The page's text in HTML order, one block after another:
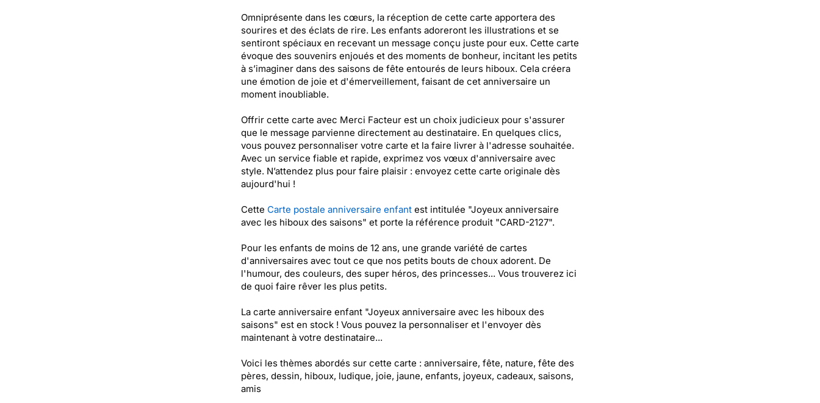
Omniprésente dans les cœurs, la réception de cette carte apportera des
sourires et des éclats de rire. Les enfants adoreront les illustrations et se
sentiront spéciaux en recevant un message conçu juste pour eux. Cette carte
évoque des souvenirs enjoués et des moments de bonheur, incitant les petits
à s’imaginer dans des saisons de fête entourés de leurs hiboux. Cela créera
une émotion de joie et d'émerveillement, faisant de cet anniversaire un
moment inoubliable.
Offrir cette carte avec Merci Facteur est un choix judicieux pour s'assurer
que le message parvienne directement au destinataire. En quelques clics,
vous pouvez personnaliser votre carte et la faire livrer à l'adresse souhaitée.
Avec un service fiable et rapide, exprimez vos vœux d'anniversaire avec
style. N’attendez plus pour faire plaisir : envoyez cette carte originale dès
aujourd'hui !
Cette Carte postale anniversaire enfantest intitulée "Joyeux anniversaire
avec les hiboux des saisons" et porte la référence produit "CARD-2127".
Pour les enfants de moins de 12 ans, une grande variété de cartes
d'anniversaires avec tout ce que nos petits bouts de choux adorent. De
l'humour, des couleurs, des super héros, des princesses... Vous trouverez ici
de quoi faire rêver les plus petits.
La carte anniversaire enfant "Joyeux anniversaire avec les hiboux des
saisons" est en stock ! Vous pouvez la personnaliser et l'envoyer dès
maintenant à votre destinataire...
Voici les thèmes abordés sur cette carte : anniversaire, fête, nature, fête des
pères, dessin, hiboux, ludique, joie, jaune, enfants, joyeux, cadeaux, saisons,
amis